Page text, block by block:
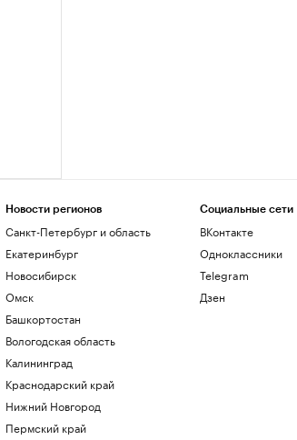
Новости регионов
Санкт-Петербург и область
Екатеринбург
Новосибирск
Омск
Башкортостан
Вологодская область
Калининград
Краснодарский край
Нижний Новгород
Пермский край
Социальные сети
ВКонтакте
Одноклассники
Telegram
Дзен